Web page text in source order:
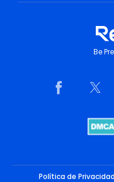
Be
Política de